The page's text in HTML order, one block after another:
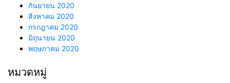
กันยายน 2020
สิงหาคม 2020
กรกฎาคม 2020
มิถุนายน 2020
พฤษภาคม 2020
หมวดหมู่